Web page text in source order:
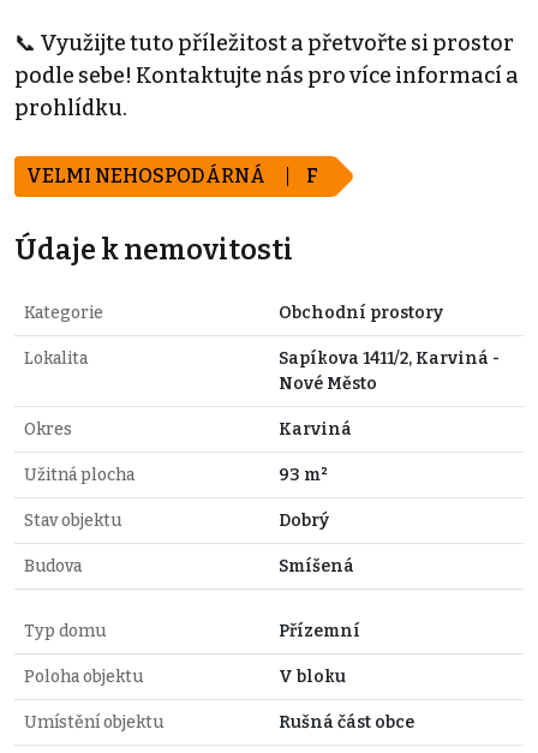
📞 Využijte tuto příležitost a přetvořte si prostor
podle sebe! Kontaktujte nás pro více informací a
prohlídku.
VELMI NEHOSPODÁRNÁ F
Údaje k nemovitosti
Kategorie Obchodní prostory
Lokalita
Sapíkova 1411/2, Karviná -
Nové Město
Okres Karviná
Užitná plocha 93 m²
Stav objektu Dobrý
Budova Smíšená
Typ domu Přízemní
Poloha objektu V bloku
Umístění objektu Rušná část obce